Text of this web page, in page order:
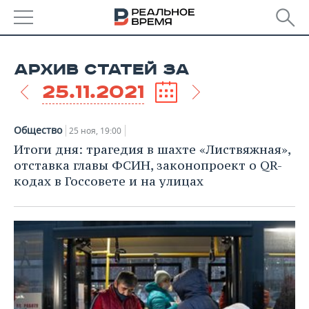
УДМУРТИЯ
НОВОСТИ
НОВОСТИ АНАЛИТИКИ
ДЕКЛАРАЦИИ О ДОХОДАХ
КОРОЛИ ГОСЗАКАЗА ПФО
ВУЗЫ ТАТАРСТАНА
КОМУ ПРИНАДЛЕЖАТ
ТОРГОВЫЕ ЦЕНТРЫ
ТАТАРСТАНА
ЭКОНОМИКА
НОВОСТИ ЭКОНОМИКИ
ФИНАНСЫ
БАНКИ
БЮДЖЕТ
ИНВЕСТИЦИИ
ПРОМЫШЛЕННОСТЬ
НОВОСТИ
ПРОМЫШЛЕННОСТИ
АГРОПРОМ
МАШИНОСТРОЕНИЕ
НЕДВИЖИМОСТЬ
НОВОСТИ НЕДВИЖИМОСТИ
АВТО
НОВОСТИ АВТО
БИЗНЕС
НОВОСТИ БИЗНЕСА
ТЕХНОЛОГИИ
АРХИВ СТАТЕЙ ЗА
25.11.2021
Общество 25 ноя, 19:00
Итоги дня: трагедия в шахте «Листвяжная»,
отставка главы ФСИН, законопроект о QR-
кодах в Госсовете и на улицах